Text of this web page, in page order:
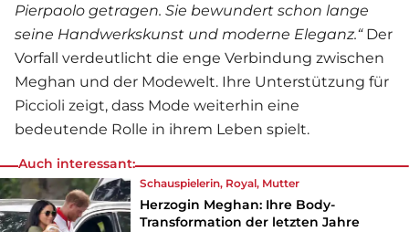
Pierpaolo getragen. Sie bewundert schon lange
seine Handwerkskunst und moderne Eleganz.“Der
Vorfall verdeutlicht die enge Verbindung zwischen
Meghan und der Modewelt. Ihre Unterstützung für
Piccioli zeigt, dass Mode weiterhin eine
bedeutende Rolle in ihrem Leben spielt.
Auch interessant:
Schauspielerin, Royal, Mutter
Herzogin Meghan: Ihre Body-
Transformation der letzten Jahre